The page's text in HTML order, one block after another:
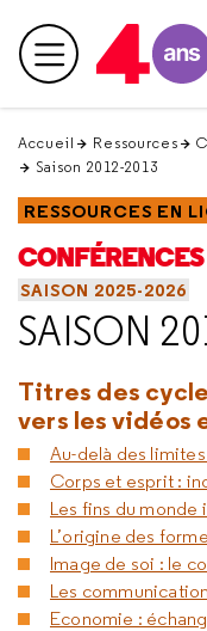
en
haut Menu
Accueil Ressources
Saison 2012-2013
RESSOURCES EN
CONFÉRENCES
SAISON 2025-2026
SAISON
Titres des
vers les vidéos
Au-delà des
Corps et esprit :
Les fins du monde
L’origine des
Image de soi : le
Les
Economie :